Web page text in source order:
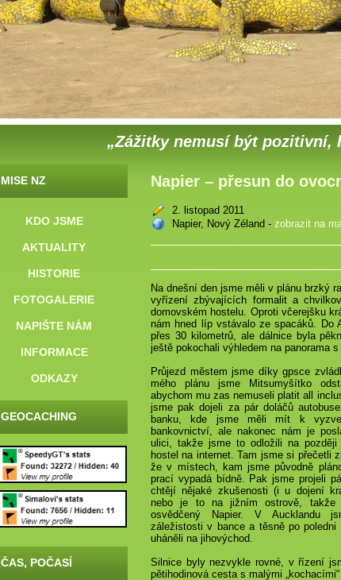
„Zážitky nemusí být pozitivní,
MISE NZ
KDO JSME
AKTUALITY
HISTORIE
FOTOGALERIE
NAPIŠTE NÁM
INFORMACE
ODKAZY
GEOCACHING
ČAS, POČASÍ
Napier – přesun do
2. listopad 2011
Napier, Nový Zéland - zobrazit na
Na dnešní den jsme měli v plánu brzký
vyřízení zbývajících formalit a
domovském hostelu. Oproti včerejšku
nám hned líp vstávalo ze spacáků. Do
přes 30 kilometrů, ale dálnice byla
ještě pokochali výhledem na panorama
Průjezd městem jsme díky gpsce
mého plánu jsme Mitsumyšítko
abychom mu zas nemuseli platit all
jsme pak dojeli za pár doláčů
banku, kde jsme měli mít k
bankovnictví, ale nakonec nám je
ulici, takže jsme to odložili na
hostel na internet. Tam jsme si přečetli
že v místech, kam jsme původně
prací vypadá bídně. Pak jsme projeli
chtějí nějaké zkušenosti (i u dojení
nebo je to na jižním ostrově,
osvědčený Napier. V Aucklandu
záležistosti v bance a těsně po
uháněli na jihovýchod.
Silnice byly nezvykle rovné, v řízení
pětihodinová cesta s malými